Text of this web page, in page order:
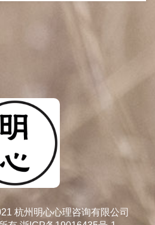
杭州明心心理咨询有限公司